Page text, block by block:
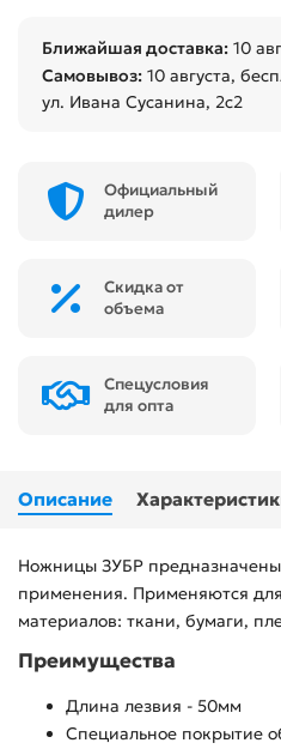
Ближайшая доставка: 10
Самовывоз: 10 августа,
ул. Ивана Сусанина, 2с2
Официальный
дилер
Скидка от
объема
Спецусловия
для опта
Описание
Ножницы ЗУБР
применения. Применяются
материалов: ткани, бумаги,
Преимущества
Длина лезвия - 50мм
Специальное покрытие